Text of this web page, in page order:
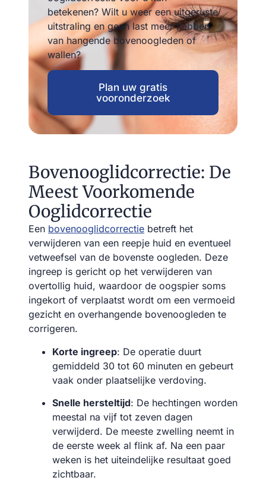
betekenen? Wilt u weer een uitgeruste
uitstraling en geen last meer hebben
van hangende bovenoogleden of
wallen?
Plan uw gratis
vooronderzoek
Bovenooglidcorrectie: De
Meest Voorkomende
Ooglidcorrectie
Een bovenooglidcorrectie betreft het
verwijderen van een reepje huid en eventueel
vetweefsel van de bovenste oogleden. Deze
ingreep is gericht op het verwijderen van
overtollig huid, waardoor de oogspier soms
ingekort of verplaatst wordt om een vermoeid
gezicht en overhangende bovenoogleden te
corrigeren.
Korte ingreep: De operatie duurt
gemiddeld 30 tot 60 minuten en gebeurt
vaak onder plaatselijke verdoving.
Snelle hersteltijd: De hechtingen worden
meestal na vijf tot zeven dagen
verwijderd. De meeste zwelling neemt in
de eerste week al flink af. Na een paar
weken is het uiteindelijke resultaat goed
zichtbaar.